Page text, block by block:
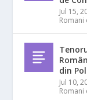
Jul 15,
din
Jul 10,